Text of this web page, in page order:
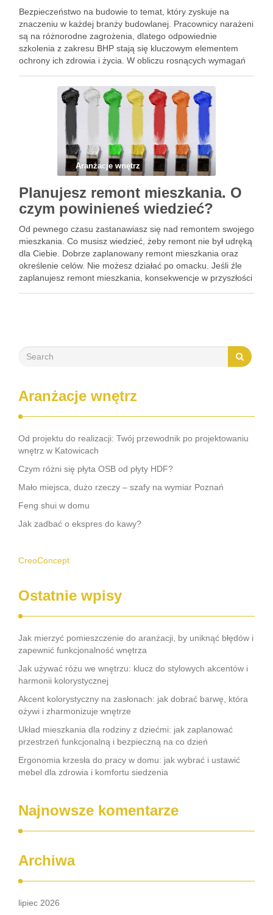
Bezpieczeństwo na budowie to temat, który zyskuje na
znaczeniu w każdej branży budowlanej. Pracownicy narażeni
są na różnorodne zagrożenia, dlatego odpowiednie
szkolenia z zakresu BHP stają się kluczowym elementem
ochrony ich zdrowia i życia. W obliczu rosnących wymagań
warto przyjrzeć się, jak wyglądają te …
Aranżacje wnętrz
Planujesz remont mieszkania. O
czym powinieneś wiedzieć?
Od pewnego czasu zastanawiasz się nad remontem swojego
mieszkania. Co musisz wiedzieć, żeby remont nie był udręką
dla Ciebie. Dobrze zaplanowany remont mieszkania oraz
określenie celów. Nie możesz działać po omacku. Jeśli źle
zaplanujesz remont mieszkania, konsekwencje w przyszłości
Aranżacje wnętrz
Od projektu do realizacji: Twój przewodnik po projektowaniu
wnętrz w Katowicach
Czym różni się płyta OSB od płyty HDF?
Mało miejsca, dużo rzeczy – szafy na wymiar Poznań
Feng shui w domu
Jak zadbać o ekspres do kawy?
CreoConcept
Ostatnie wpisy
Jak mierzyć pomieszczenie do aranżacji, by uniknąć błędów i
zapewnić funkcjonalność wnętrza
Jak używać różu we wnętrzu: klucz do stylowych akcentów i
harmonii kolorystycznej
Akcent kolorystyczny na zasłonach: jak dobrać barwę, która
ożywi i zharmonizuje wnętrze
Układ mieszkania dla rodziny z dziećmi: jak zaplanować
przestrzeń funkcjonalną i bezpieczną na co dzień
Ergonomia krzesła do pracy w domu: jak wybrać i ustawić
mebel dla zdrowia i komfortu siedzenia
Najnowsze komentarze
Archiwa
lipiec 2026